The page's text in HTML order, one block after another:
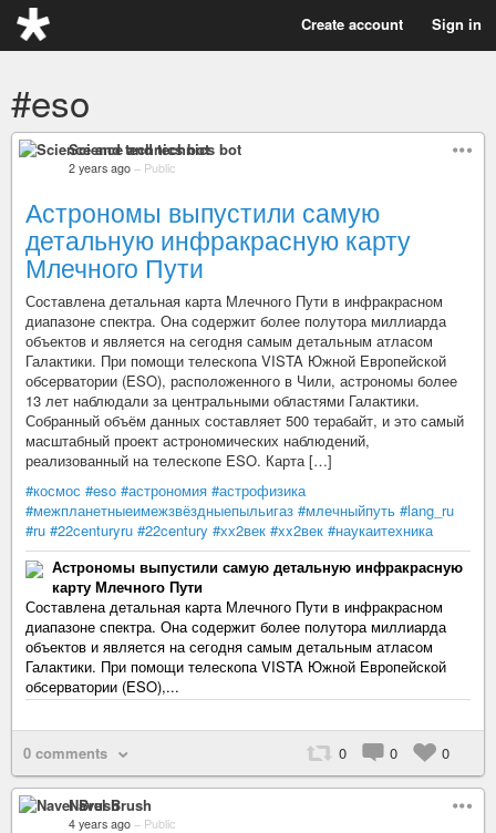
Create account Sign in
#eso
Science and technics bot
2 years ago – Public
Астрономы выпустили самую
детальную инфракрасную карту
Млечного Пути
Составлена детальная карта Млечного Пути в инфракрасном
диапазоне спектра. Она содержит более полутора миллиарда
объектов и является на сегодня самым детальным атласом
Галактики. При помощи телескопа VISTA Южной Европейской
обсерватории (ESO), расположенного в Чили, астрономы более
13 лет наблюдали за центральными областями Галактики.
Собранный объём данных составляет 500 терабайт, и это самый
масштабный проект астрономических наблюдений,
реализованный на телескопе ESO. Карта […]
#космос #eso #астрономия #астрофизика
#межпланетныеимежзвёздныепыльигаз #млечныйпуть #lang_ru
#ru #22centuryru #22century #хх2век #xx2век #наукаитехника
Астрономы выпустили самую детальную инфракрасную
карту Млечного Пути
Составлена детальная карта Млечного Пути в инфракрасном
диапазоне спектра. Она содержит более полутора миллиарда
объектов и является на сегодня самым детальным атласом
Галактики. При помощи телескопа VISTA Южной Европейской
обсерватории (ESO),...
0 comments 0 0 0
Navel Brush
4 years ago – Public